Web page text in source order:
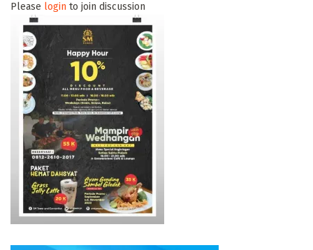
Please login to join discussion